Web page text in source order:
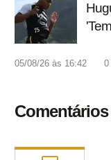
05/08/26 às 16:42 0
Comentários